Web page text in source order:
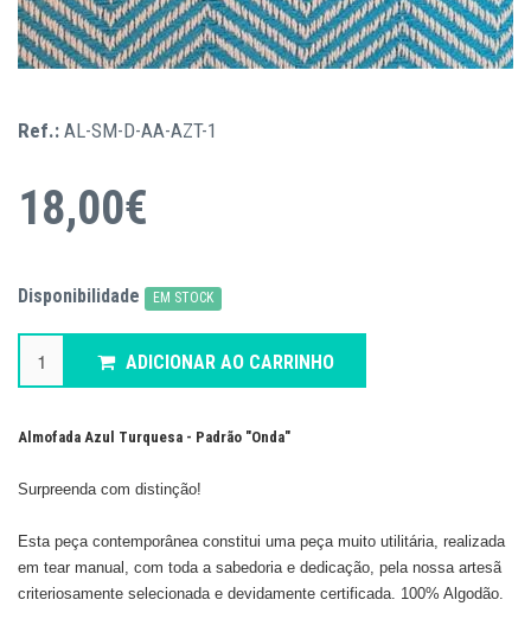
Ref.: AL-SM-D-AA-AZT-1
18,00€
Disponibilidade EM STOCK
ADICIONAR AO CARRINHO
Almofada Azul Turquesa - Padrão "Onda"
Surpreenda com distinção!
Esta peça contemporânea constitui uma peça muito utilitária, realizada
em tear manual, com toda a sabedoria e dedicação, pela nossa artesã
criteriosamente selecionada e devidamente certificada. 100% Algodão.